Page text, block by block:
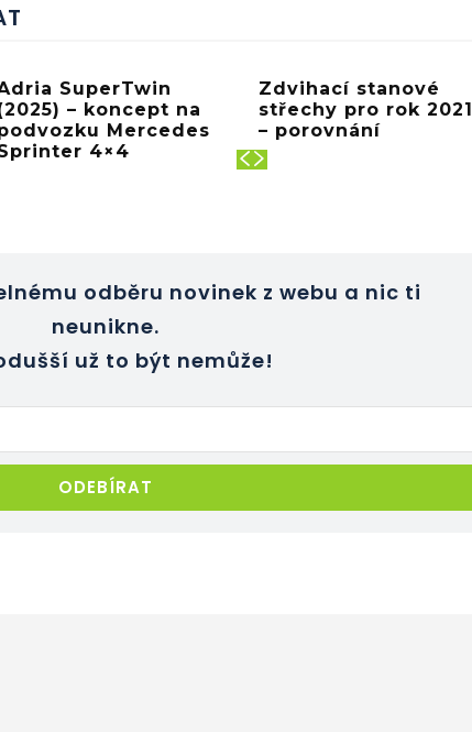
SuperTwin
– koncept na
Mercedes
4×4
Zdvihací stanové
střechy pro rok 2021
– porovnání
odběru novinek z webu a nic ti
neunikne.
už to být nemůže!